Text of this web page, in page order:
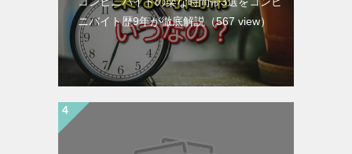
ニバイト歴9年が徹底解説（567 view）